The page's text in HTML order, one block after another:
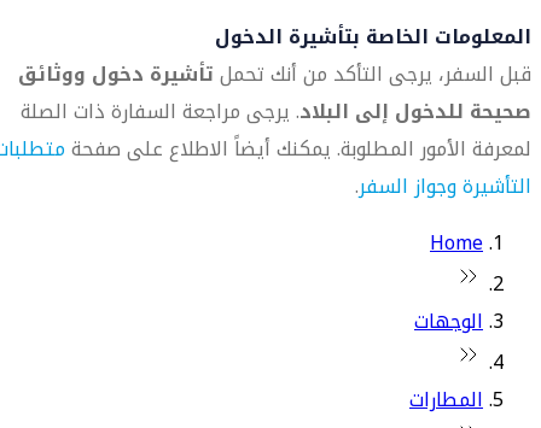
المعلومات الخاصة بتأشيرة الدخول
قبل السفر، يرجى التأكد من أنك تحملتأشيرة دخول ووثائق
صحيحة للدخول إلى البلاد. يرجى مراجعة السفارة ذات الصلة
لمعرفة الأمور المطلوبة. يمكنك أيضاً الاطلاع على صفحة
التأشيرة وجواز السفر.
Home
الوجهات
المطارات